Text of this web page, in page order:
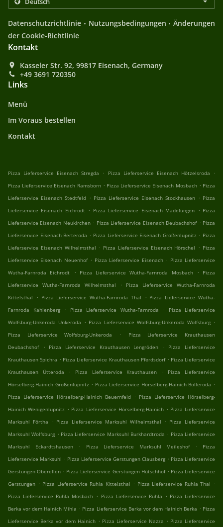
Datenschutzrichtlinie . Nutzungsbedingungen . Änderungen
der Cookie-Richtlinie
Kontakt
Kasseler Str. 92, 99817 Eisenach, Germany
+49 3691 720350
Links
Menü
Im Voraus bestellen
Kontakt
Pizza Lieferservice Eisenach Stregda . Pizza Lieferservice Eisenach Hötzelsroda
.
Pizza Lieferservice Eisenach Ramsborn . Pizza Lieferservice Eisenach Mosbach . Pizza
Lieferservice Eisenach Stedtfeld . Pizza Lieferservice Eisenach Stockhausen . Pizza
Lieferservice Eisenach Eichrodt . Pizza Lieferservice Eisenach Madelungen . Pizza
Lieferservice Eisenach Neukirchen . Pizza Lieferservice Eisenach Deubachshof . Pizza
Lieferservice Eisenach Berteroda . Pizza Lieferservice Eisenach Großenlupnitz . Pizza
Lieferservice Eisenach Wilhelmsthal . Pizza Lieferservice Eisenach Hörschel . Pizza
Lieferservice Eisenach Neuenhof . Pizza Lieferservice Eisenach . Pizza Lieferservice
Wutha-Farnroda Eichrodt
. Pizza Lieferservice Wutha-Farnroda Mosbach .
Pizza
Lieferservice Wutha-Farnroda Wilhelmsthal
.
Pizza Lieferservice Wutha-Farnroda
Kittelsthal
. Pizza Lieferservice Wutha-Farnroda Thal . Pizza Lieferservice Wutha-
Farnroda Kahlenberg
. Pizza Lieferservice Wutha-Farnroda .
Pizza Lieferservice
Wolfsburg-Unkeroda Unkeroda . Pizza Lieferservice Wolfsburg-Unkeroda Wolfsburg .
Pizza Lieferservice Wolfsburg-Unkeroda
.
Pizza Lieferservice Krauthausen
Deubachshof
. Pizza Lieferservice Krauthausen Lengröden .
Pizza Lieferservice
Krauthausen Spichra . Pizza Lieferservice Krauthausen Pferdsdorf . Pizza Lieferservice
Krauthausen Ütteroda
. Pizza Lieferservice Krauthausen .
Pizza Lieferservice
Hörselberg-Hainich Großenlupnitz . Pizza Lieferservice Hörselberg-Hainich Bolleroda .
Pizza Lieferservice Hörselberg-Hainich Beuernfeld . Pizza Lieferservice Hörselberg-
Hainich Wenigenlupnitz . Pizza Lieferservice Hörselberg-Hainich . Pizza Lieferservice
Marksuhl Förtha
. Pizza Lieferservice Marksuhl Wilhelmsthal . Pizza Lieferservice
Marksuhl Wolfsburg . Pizza Lieferservice Marksuhl Burkhardtroda . Pizza Lieferservice
Marksuhl Eckardtshausen
. Pizza Lieferservice Marksuhl Meileshof .
Pizza
Lieferservice Marksuhl . Pizza Lieferservice Gerstungen Clausberg . Pizza Lieferservice
Gerstungen Oberellen . Pizza Lieferservice Gerstungen Hütschhof . Pizza Lieferservice
Gerstungen . Pizza Lieferservice Ruhla Kittelsthal . Pizza Lieferservice Ruhla Thal .
Pizza Lieferservice Ruhla Mosbach . Pizza Lieferservice Ruhla . Pizza Lieferservice
Berka vor dem Hainich Mihla . Pizza Lieferservice Berka vor dem Hainich Berka . Pizza
Lieferservice Berka vor dem Hainich . Pizza Lieferservice Nazza . Pizza Lieferservice